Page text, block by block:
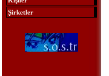
Şirketler